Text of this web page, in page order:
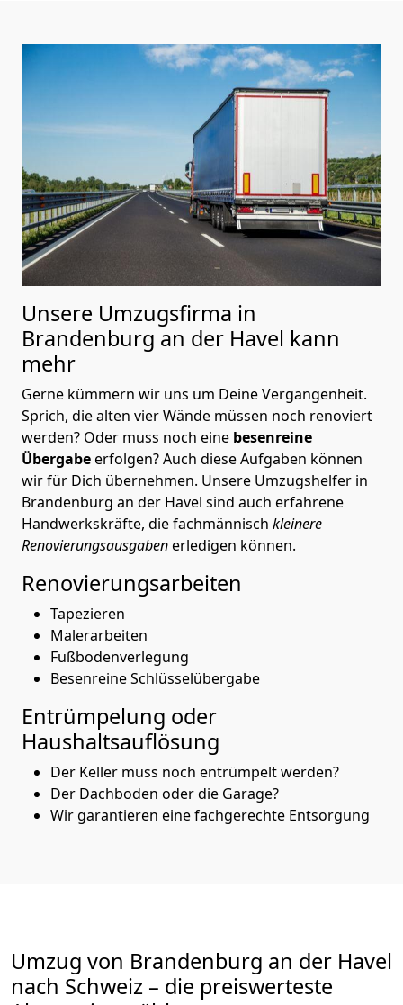
Unsere Umzugsfirma in
Brandenburg an der Havel kann
mehr
Gerne kümmern wir uns um Deine Vergangenheit.
Sprich, die alten vier Wände müssen noch renoviert
werden? Oder muss noch eine besenreine
Übergabeerfolgen? Auch diese Aufgaben können
wir für Dich übernehmen. Unsere Umzugshelfer in
Brandenburg an der Havel sind auch erfahrene
Handwerkskräfte, die fachmännisch kleinere
Renovierungsausgabenerledigen können.
Renovierungsarbeiten
Tapezieren
Malerarbeiten
Fußbodenverlegung
Besenreine Schlüsselübergabe
Entrümpelung oder
Haushaltsauflösung
Der Keller muss noch entrümpelt werden?
Der Dachboden oder die Garage?
Wir garantieren eine fachgerechte Entsorgung
Umzug von Brandenburg an der Havel
nach Schweiz – die preiswerteste